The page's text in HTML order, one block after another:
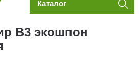
Каталог
В3 экошпон